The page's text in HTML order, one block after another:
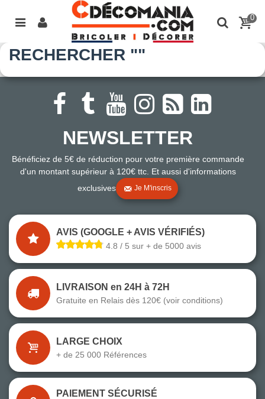
0
RECHERCHER ""
NEWSLETTER
Bénéficiez de 5€ de réduction pour votre première commande
d'un montant supérieur à 120€ ttc. Et aussi d'informations
exclusives
Je M'inscris
AVIS (GOOGLE + AVIS VÉRIFIÉS)
4.8 / 5 sur + de 5000 avis
LIVRAISON en 24H à 72H
Gratuite en Relais dès 120€ (voir conditions)
LARGE CHOIX
+ de 25 000 Références
PAIEMENT SÉCURISÉ